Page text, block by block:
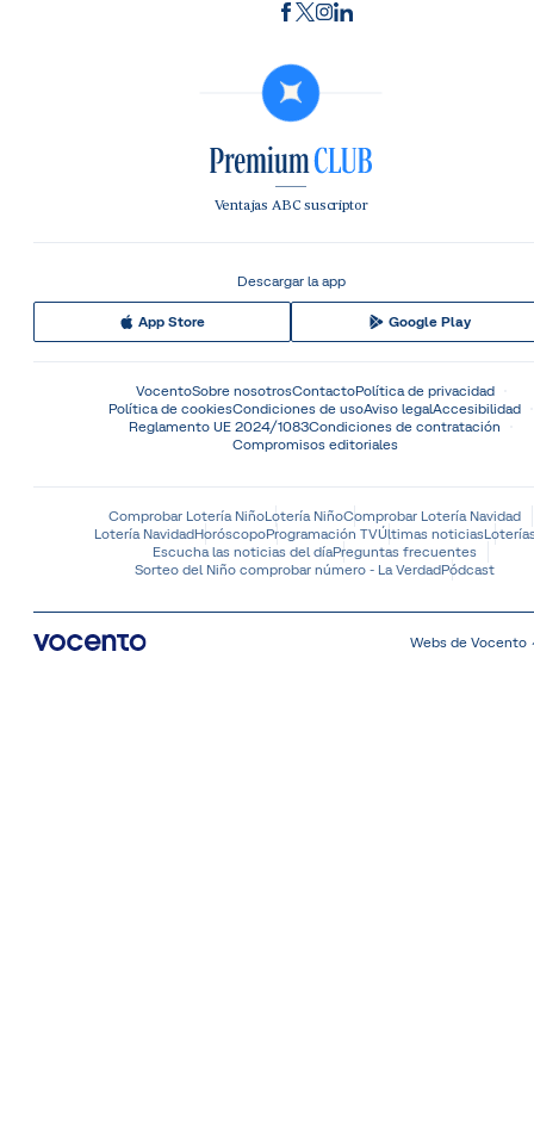
Ventajas ABC suscriptor
Descargar la app
App Store Google Play
VocentoSobre nosotrosContactoPolítica de privacidad
Política de cookiesCondiciones de usoAviso legalAccesibilidad
Reglamento UE 2024/1083Condiciones de contratación
Compromisos editoriales
Comprobar Lotería NiñoLotería NiñoComprobar Lotería Navidad
Lotería NavidadHoróscopoProgramación TVÚltimas noticias
Escucha las noticias del díaPreguntas frecuentes
Sorteo del Niño comprobar número - La VerdadPódcast
Webs de Vocento